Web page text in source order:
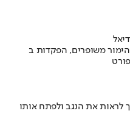
לראות את הנגב ולפתח אותו